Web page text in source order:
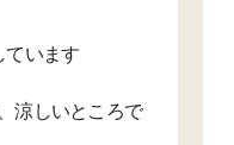
ています
涼しいところで